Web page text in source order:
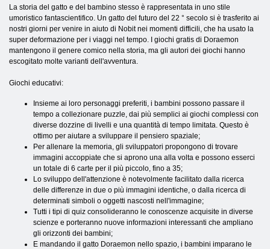
La storia del gatto e del bambino stesso è rappresentata in uno stile
umoristico fantascientifico. Un gatto del futuro del 22 ° secolo si è trasferito ai
nostri giorni per venire in aiuto di Nobit nei momenti difficili, che ha usato la
super deformazione per i viaggi nel tempo. I giochi gratis di Doraemon
mantengono il genere comico nella storia, ma gli autori dei giochi hanno
escogitato molte varianti dell'avventura.
Giochi educativi:
Insieme ai loro personaggi preferiti, i bambini possono passare il
tempo a collezionare puzzle, dai più semplici ai giochi complessi con
diverse dozzine di livelli e una quantità di tempo limitata. Questo è
ottimo per aiutare a sviluppare il pensiero spaziale;
Per allenare la memoria, gli sviluppatori propongono di trovare
immagini accoppiate che si aprono una alla volta e possono esserci
un totale di 6 carte per il più piccolo, fino a 35;
Lo sviluppo dell'attenzione è notevolmente facilitato dalla ricerca
delle differenze in due o più immagini identiche, o dalla ricerca di
determinati simboli o oggetti nascosti nell'immagine;
Tutti i tipi di quiz consolideranno le conoscenze acquisite in diverse
scienze e porteranno nuove informazioni interessanti che ampliano
gli orizzonti dei bambini;
E mandando il gatto Doraemon nello spazio, i bambini imparano le